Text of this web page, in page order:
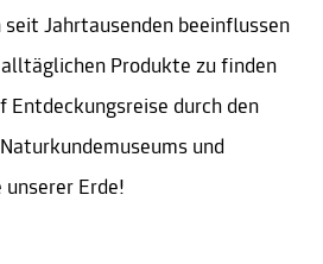
Jahrtausenden beeinflussen
Produkte zu finden
Entdeckungsreise durch den
und
Erde!